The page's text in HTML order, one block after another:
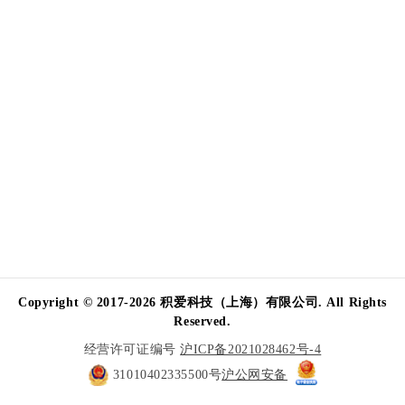
Copyright © 2017-2026 积爱科技（上海）有限公司. All Rights
Reserved.
经营许可证编号沪ICP备2021028462号-4
31010402335500号沪公网安备